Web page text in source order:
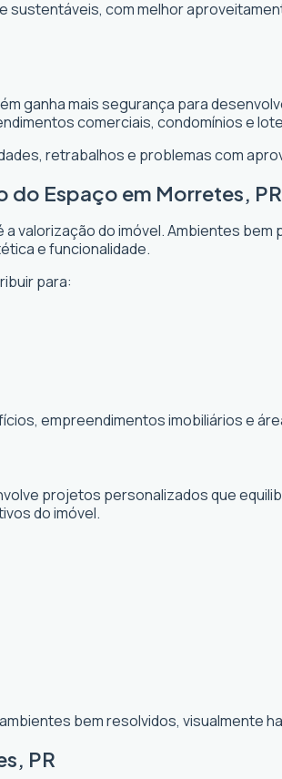
com melhor
ganha mais segurança para
comerciais, condomínios e
retrabalhos e problemas com
Espaço em Morretes, PR
valorização do imóvel. Ambientes
e funcionalidade.
para:
empreendimentos imobiliários e
projetos personalizados que
do imóvel.
bem resolvidos, visualmente
PR